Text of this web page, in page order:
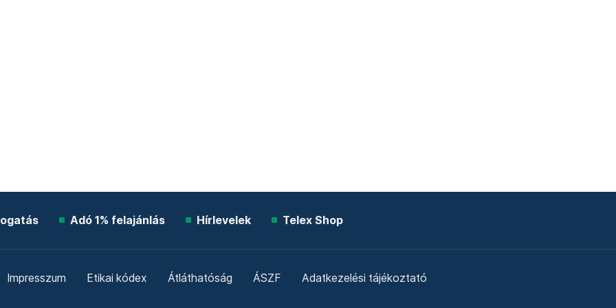
Adó 1% felajánlás Hírlevelek Telex Shop
Impresszum Etikai kódex Átláthatóság ÁSZF Adatkezelési tájékoztató